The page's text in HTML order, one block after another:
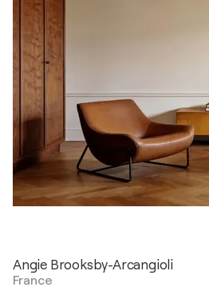
Angie Brooksby-Arcangioli
France